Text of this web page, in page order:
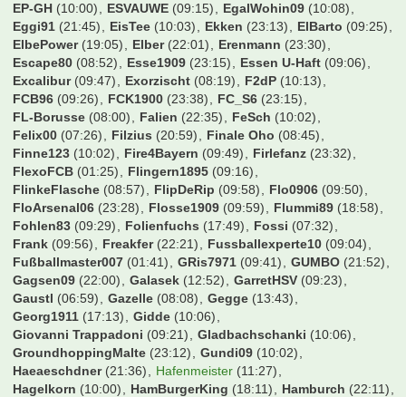
EP-GH (10:00) ESVAUWE (09:15) EgalWohin09 (10:08)
Eggi91 (21:45) EisTee (10:03) Ekken (23:13) ElBarto (09:25)
ElbePower(19:05) Elber(22:01) Erenmann (23:30)
Escape80 (08:52) Esse1909 (23:15) Essen U-Haft (09:06)
Excalibur(09:47) Exorzischt (08:19) F2dP (10:13)
FCB96 (09:26) FCK1900 (23:38) FC_S6 (23:15)
FL-Borusse (08:00) Falien (22:35) FeSch (10:02)
Felix00 (07:26) Filzius (20:59) Finale Oho (08:45)
Finne123 (10:02) Fire4Bayern (09:49) Firlefanz (23:32)
FlexoFCB (01:25) Flingern1895 (09:16)
FlinkeFlasche (08:57) FlipDeRip (09:58) Flo0906 (09:50)
FloArsenal06 (23:28) Flosse1909 (09:59) Flummi89 (18:58)
Fohlen83 (09:29) Folienfuchs (17:49) Fossi (07:32)
Frank (09:56) Freakfer(22:21) Fussballexperte10 (09:04)
Fußballmaster007 (01:41) GRis7971 (09:41) GUMBO (21:52)
Gagsen09 (22:00) Galasek (12:52) GarretHSV (09:23)
Gaustl (06:59) Gazelle (08:08) Gegge (13:43)
Georg1911 (17:13) Gidde (10:06)
Giovanni Trappadoni (09:21) Gladbachschanki (10:06)
GroundhoppingMalte (23:12) Gundi09 (10:02)
Haeaeschdner(21:36) Hafenmeister (11:27)
Hagelkorn (10:00) HamBurgerKing (18:11) Hamburch (22:11)